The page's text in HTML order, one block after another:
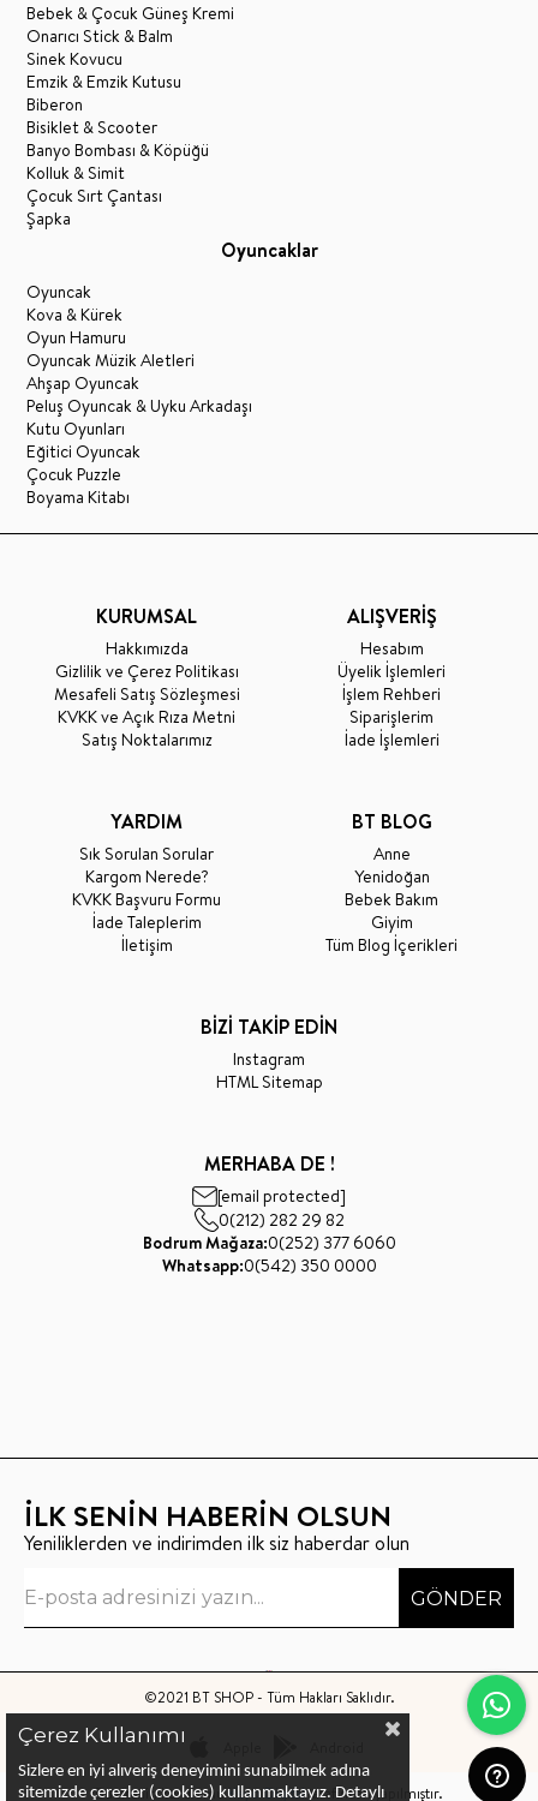
Bebek & Çocuk Güneş Kremi
Onarıcı Stick & Balm
Sinek Kovucu
Emzik & Emzik Kutusu
Biberon
Bisiklet & Scooter
Banyo Bombası & Köpüğü
Kolluk & Simit
Çocuk Sırt Çantası
Şapka
Oyuncaklar
Oyuncak
Kova & Kürek
Oyun Hamuru
Oyuncak Müzik Aletleri
Ahşap Oyuncak
Peluş Oyuncak & Uyku Arkadaşı
Kutu Oyunları
Eğitici Oyuncak
Çocuk Puzzle
Boyama Kitabı
KURUMSAL
Hakkımızda
Gizlilik ve Çerez Politikası
Mesafeli Satış Sözleşmesi
KVKK ve Açık Rıza Metni
Satış Noktalarımız
ALIŞVERİŞ
Hesabım
Üyelik İşlemleri
İşlem Rehberi
Siparişlerim
İade İşlemleri
YARDIM
Sık Sorulan Sorular
Kargom Nerede?
KVKK Başvuru Formu
İade Taleplerim
İletişim
BT BLOG
Anne
Yenidoğan
Bebek Bakım
Giyim
Tüm Blog İçerikleri
BİZİ TAKİP EDİN
Instagram
HTML Sitemap
MERHABA DE !
[email protected]
0(212) 282 29 82
Bodrum Mağaza:0(252) 377 6060
Whatsapp:0(542) 350 0000
İLK SENİN HABERİN OLSUN
Yeniliklerden ve indirimden ilk siz haberdar olun
GÖNDER
©2021 BT SHOP - Tüm Hakları Saklıdır.
Bu sitenin kurulumuKeyo Digitaltarafından yapılmıştır.
Çerez Kullanımı
Sizlere en iyi alıveriş deneyimini sunabilmek adına
sitemizde çerezler (cookies) kullanmaktayız. Detaylı